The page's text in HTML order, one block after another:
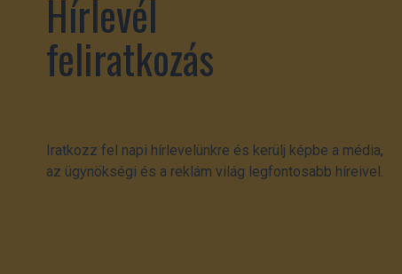
Hírlevél
feliratkozás
Iratkozz fel napi hírlevelünkre és kerülj képbe a média,
az ügynökségi és a reklám világ legfontosabb híreivel.